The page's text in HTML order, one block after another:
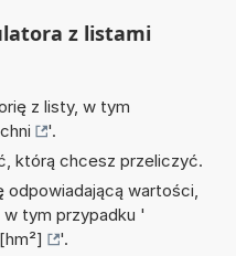
z listami
z listy, w tym
'.
którą chcesz przeliczyć.
wartości,
tym przypadku '
'.